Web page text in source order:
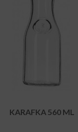
KARAFKA 560 ML